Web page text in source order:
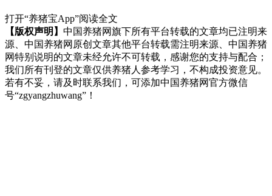
打开“养猪宝App”阅读全文
【版权声明】 中国养猪网旗下所有平台转载的文章均已注明来
源、中国养猪网原创文章其他平台转载需注明来源、中国养猪
网特别说明的文章未经允许不可转载，感谢您的支持与配合；
我们所有刊登的文章仅供养猪人参考学习，不构成投资意见。
若有不妥，请及时联系我们，可添加中国养猪网官方微信
号“zgyangzhuwang”！